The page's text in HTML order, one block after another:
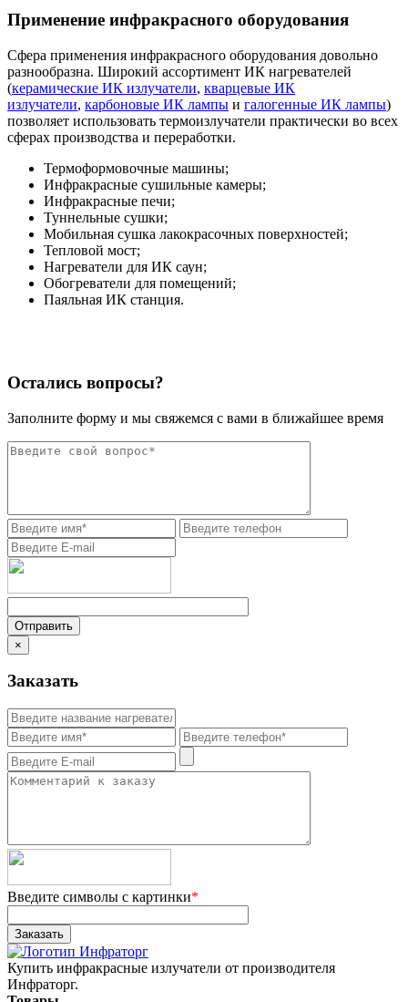
Применение инфракрасного оборудования
Сфера применения инфракрасного оборудования довольно
разнообразна. Широкий ассортимент ИК нагревателей
(керамические ИК излучатели, кварцевые ИК
излучатели, карбоновые ИК лампы и галогенные ИК лампы)
позволяет использовать термоизлучатели практически во всех
сферах производства и переработки.
Термоформовочные машины;
Инфракрасные сушильные камеры;
Инфракрасные печи;
Туннельные сушки;
Мобильная сушка лакокрасочных поверхностей;
Тепловой мост;
Нагреватели для ИК саун;
Обогреватели для помещений;
Паяльная ИК станция.
Остались вопросы?
Заполните форму и мы свяжемся с вами в ближайшее время
×
Заказать
Введите символы с картинки*
Купить инфракрасные излучатели от производителя
Инфраторг.